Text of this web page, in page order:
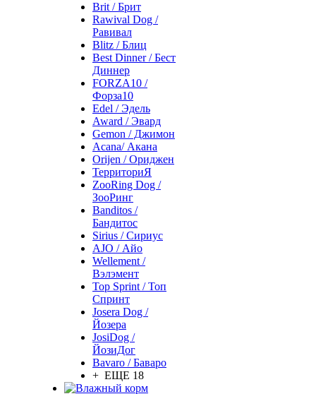
Brit / Брит
Rawival Dog /
Равивал
Blitz / Блиц
Best Dinner / Бест
Диннер
FORZA10 /
Форза10
Edel / Эдель
Award / Эвард
Gemon / Джимон
Acana/ Акана
Orijen / Ориджен
ТерриториЯ
ZooRing Dog /
ЗооРинг
Banditos /
Бандитос
Sirius / Сириус
AJO / Айо
Wellement /
Вэлэмент
Top Sprint / Топ
Спринт
Josera Dog /
Йозера
JosiDog /
ЙозиДог
Bavaro / Баваро
+ ЕЩЕ 18